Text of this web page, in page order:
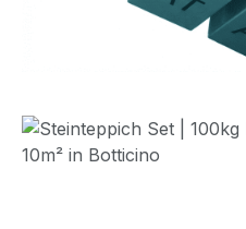
Bildergalerie überspringen